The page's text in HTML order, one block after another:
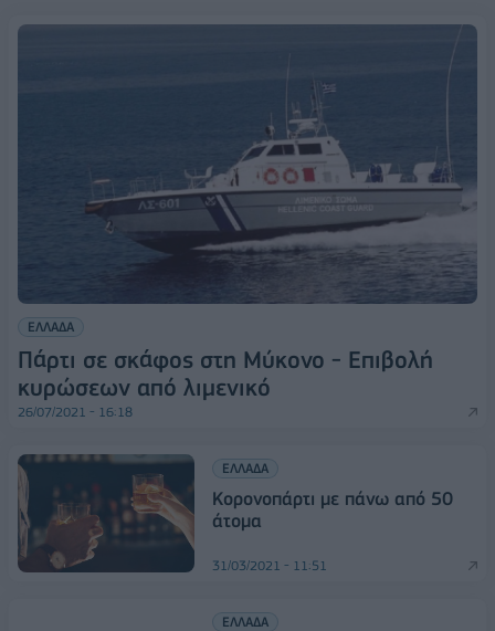
ΕΛΛΑΔΑ
Πάρτι σε σκάφος στη Μύκονο - Επιβολή
κυρώσεων από λιμενικό
26/07/2021 - 16:18
ΕΛΛΑΔΑ
Κορονοπάρτι με πάνω από 50
άτομα
31/03/2021 - 11:51
ΕΛΛΑΔΑ